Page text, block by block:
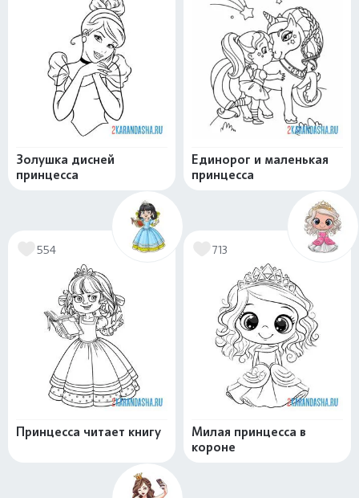
Золушка дисней
принцесса
Единорог и маленькая
принцесса
554
Принцесса читает книгу
713
Милая принцесса в
короне